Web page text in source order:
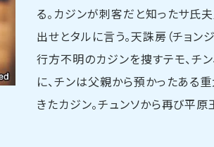
る。カジンが刺客だと知ったサ氏
出せとタルに言う。天誅房（チョン
行方不明のカジンを捜すテモ、チン
に、チンは父親から預かったある
きたカジン。チュンソから再び平